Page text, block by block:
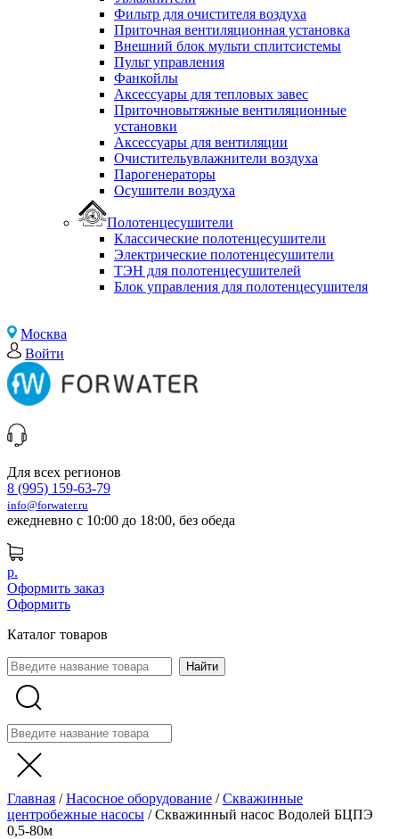
Фильтр для очистителя воздуха
Приточная вентиляционная установка
Внешний блок мульти сплитсистемы
Пульт управления
Фанкойлы
Аксессуары для тепловых завес
Приточновытяжные вентиляционные
установки
Аксессуары для вентиляции
Очистительувлажнители воздуха
Парогенераторы
Осушители воздуха
Полотенцесушители
Классические полотенцесушители
Электрические полотенцесушители
ТЭН для полотенцесушителей
Блок управления для полотенцесушителя
Москва
Войти
Для всех регионов
8 (995) 159-63-79
info@forwater.ru
ежедневно с 10:00 до 18:00, без обеда
р.
Оформить заказ
Оформить
Каталог товаров
Главная /Насосное оборудование /Скважинные
центробежные насосы /Скважинный насос Водолей БЦПЭ
0,5-80м